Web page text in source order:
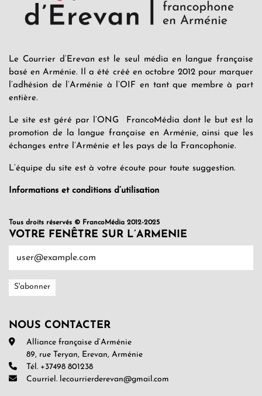
Le Courrier d’Erevan est le seul média en langue française
basé en Arménie. Il a été créé en octobre 2012 pour marquer
l’adhésion de l’Arménie à l’OIF en tant que membre à part
entière.
Le site est géré par l’ONG FrancoMédia dont le but est la
promotion de la langue française en Arménie, ainsi que les
échanges entre l’Arménie et les pays de la Francophonie.
L’équipe du site est à votre écoute pour toute suggestion.
Informations et conditions d’utilisation
Tous droits réservés © FrancoMédia 2012-2025
VOTRE FENÊTRE SUR L’ARMENIE
NOUS CONTACTER
Alliance française d’Arménie
89, rue Teryan, Erevan, Arménie
Tél. +37498 801238
Courriel. lecourrierderevan@gmail.com